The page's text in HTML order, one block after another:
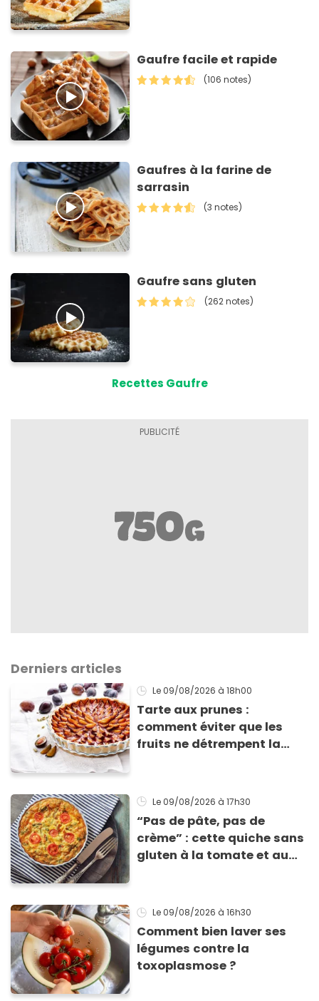
Gaufre facile et rapide
(106 notes)
Gaufres à la farine de
sarrasin
(3 notes)
Gaufre sans gluten
(262 notes)
Recettes Gaufre
Derniers articles
Le 09/08/2026 à 18h00
Tarte aux prunes :
comment éviter que les
fruits ne détrempent la
Le 09/08/2026 à 17h30
“Pas de pâte, pas de
crème” : cette quiche sans
gluten à la tomate et au
Le 09/08/2026 à 16h30
Comment bien laver ses
légumes contre la
toxoplasmose ?